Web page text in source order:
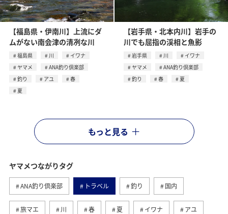
【福島県・伊南川】上流にダ
ムがない南会津の清冽な川
福島県 川
イワナ
ヤマメ
ANA釣り倶楽部
釣り
アユ
春
夏
【岩手県・北本内川】岩手の
川でも屈指の渓相と魚影
岩手県 川
イワナ
ヤマメ
ANA釣り倶楽部
釣り
春 夏
もっと見る
ヤマメつながりタグ
ANA釣り倶楽部 トラベル 釣り 国内
旅マエ 川 春 夏 イワナ アユ